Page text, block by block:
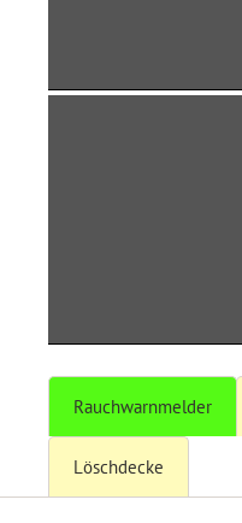
Rauchwarnmelder
Löschdecke